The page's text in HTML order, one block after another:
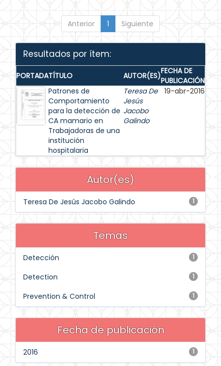
Anterior 1 Siguiente
Resultados por ítem:
PORTADATÍTULO AUTOR(ES)FECHA DE
PUBLICACIÓN
Patrones de
Comportamiento
para la detección de
CA mamario en
Trabajadoras de una
institución
hospitalaria
Teresa De
Jesús
Jacobo
Galindo
19-abr-2016
Autor(es)
1
Teresa De Jesús Jacobo Galindo
Temas
1
Detección
1
Detection
1
Prevention & Control
Fecha de publicación
1
2016